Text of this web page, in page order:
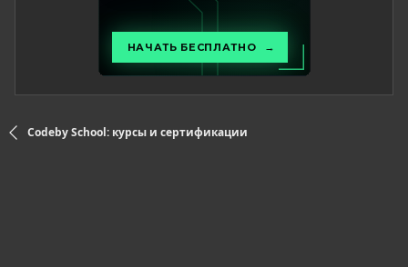
Codeby School: курсы и сертификации